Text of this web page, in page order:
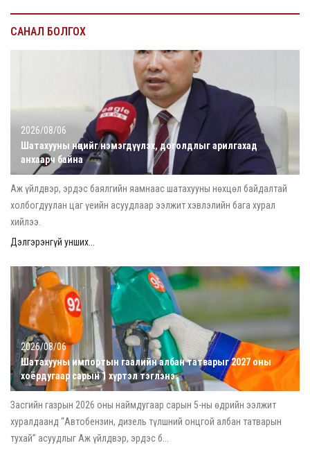
САНАЛ БОЛГОХ
2026/08/06
Шатахууны нөөцийг нэмэгдүүлэх, доголдлыг арилгахад
анхаарч байна
Аж үйлдвэр, эрдэс баялгийн яамнаас шатахууны нөхцөл байдалтай
холбогдуулан цаг үеийн асуудлаар ээлжит хэвлэлийн бага хурал
хийлээ.
Дэлгэрэнгүй унших...
2026/08/06
Шатахууны импортын гаалийн албан татварыг 2027 оны
хоёрдугаар сарын 1 хүртэл тэглэнэ
Засгийн газрын 2026 оны наймдугаар сарын 5-ны өдрийн ээлжит
хуралдаанд “Автобензин, дизель түлшний онцгой албан татварын
тухай” асуудлыг Аж үйлдвэр, эрдэс б...